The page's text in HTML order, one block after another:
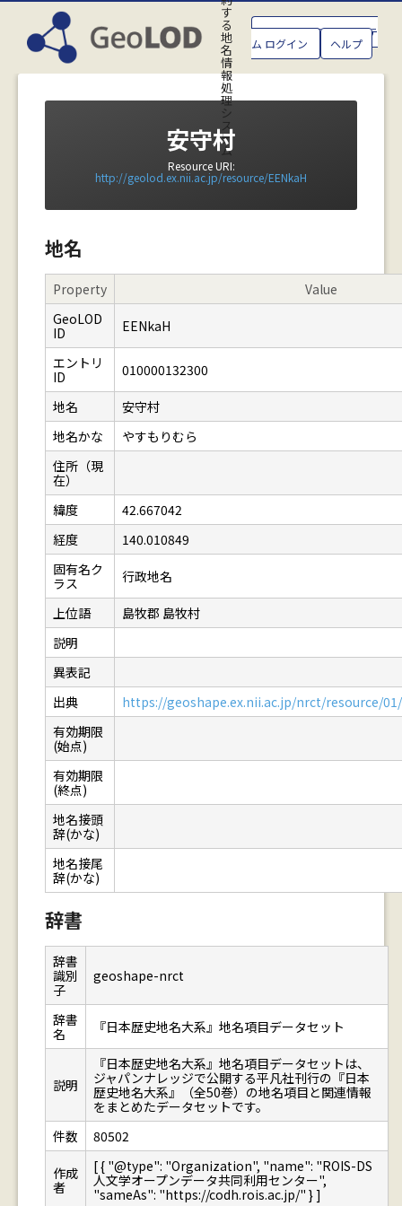
す
る
地
名
情
報
処
理
シ
ス
テ
ム
GeoLOD地名管理システ
ム ログイン ヘルプ
安守村
Resource URI:
http://geolod.ex.nii.ac.jp/resource/EENkaH
地名
Property
Value
GeoLOD
ID
EENkaH
エントリ
ID
010000132300
地名
安守村
地名かな
やすもりむら
住所（現
在）
緯度
42.667042
経度
140.010849
固有名ク
ラス
行政地名
上位語
島牧郡 島牧村
説明
異表記
出典
https://geoshape.ex.nii.ac.jp/nrct/resource/
有効期限
(始点)
有効期限
(終点)
地名接頭
辞(かな)
地名接尾
辞(かな)
辞書
辞書
識別
子
geoshape-nrct
辞書
名
『日本歴史地名大系』地名項目データセット
説明
『日本歴史地名大系』地名項目データセットは、
ジャパンナレッジで公開する平凡社刊行の『日本
歴史地名大系』（全50巻）の地名項目と関連情報
をまとめたデータセットです。
件数
80502
作成
者
[ { "@type": "Organization", "name": "ROIS-DS
人文学オープンデータ共同利用センター",
"sameAs": "https://codh.rois.ac.jp/" } ]